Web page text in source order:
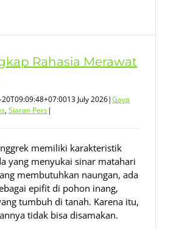
Rahasia Merawat
13 July 2026|Gaya
,Siaran Pers|
memiliki karakteristik
yang menyukai sinar matahari
membutuhkan naungan, ada
epifit di pohon inang,
tumbuh di tanah. Karena itu,
tidak bisa disamakan.